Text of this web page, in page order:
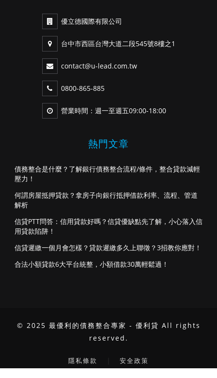
優立德國際有限公司
台中市西區台灣大道二段545號8樓之1
contact@u-lead.com.tw
0800-865-885
營業時間：週一至週五09:00-18:00
熱門文章
債務整合是什麼？了解銀行債務整合流程/條件，整合貸款減輕
壓力！
何謂房屋抵押貸款？拿房子向銀行抵押借款利率、流程、管道
解析
信貸PTT問答：信用貸款好嗎？信貸優缺點先了解，小心落入信
用貸款陷阱！
信貸遲繳一個月會怎樣？貸款遲繳多久上聯徵？3招教你應對！
合法小額貸款6大平台統整，小額借款30萬輕鬆過！
© 2025 最優利的債務整合專家 - 優利貸 All rights
reserved.
隱私條款 安全政策